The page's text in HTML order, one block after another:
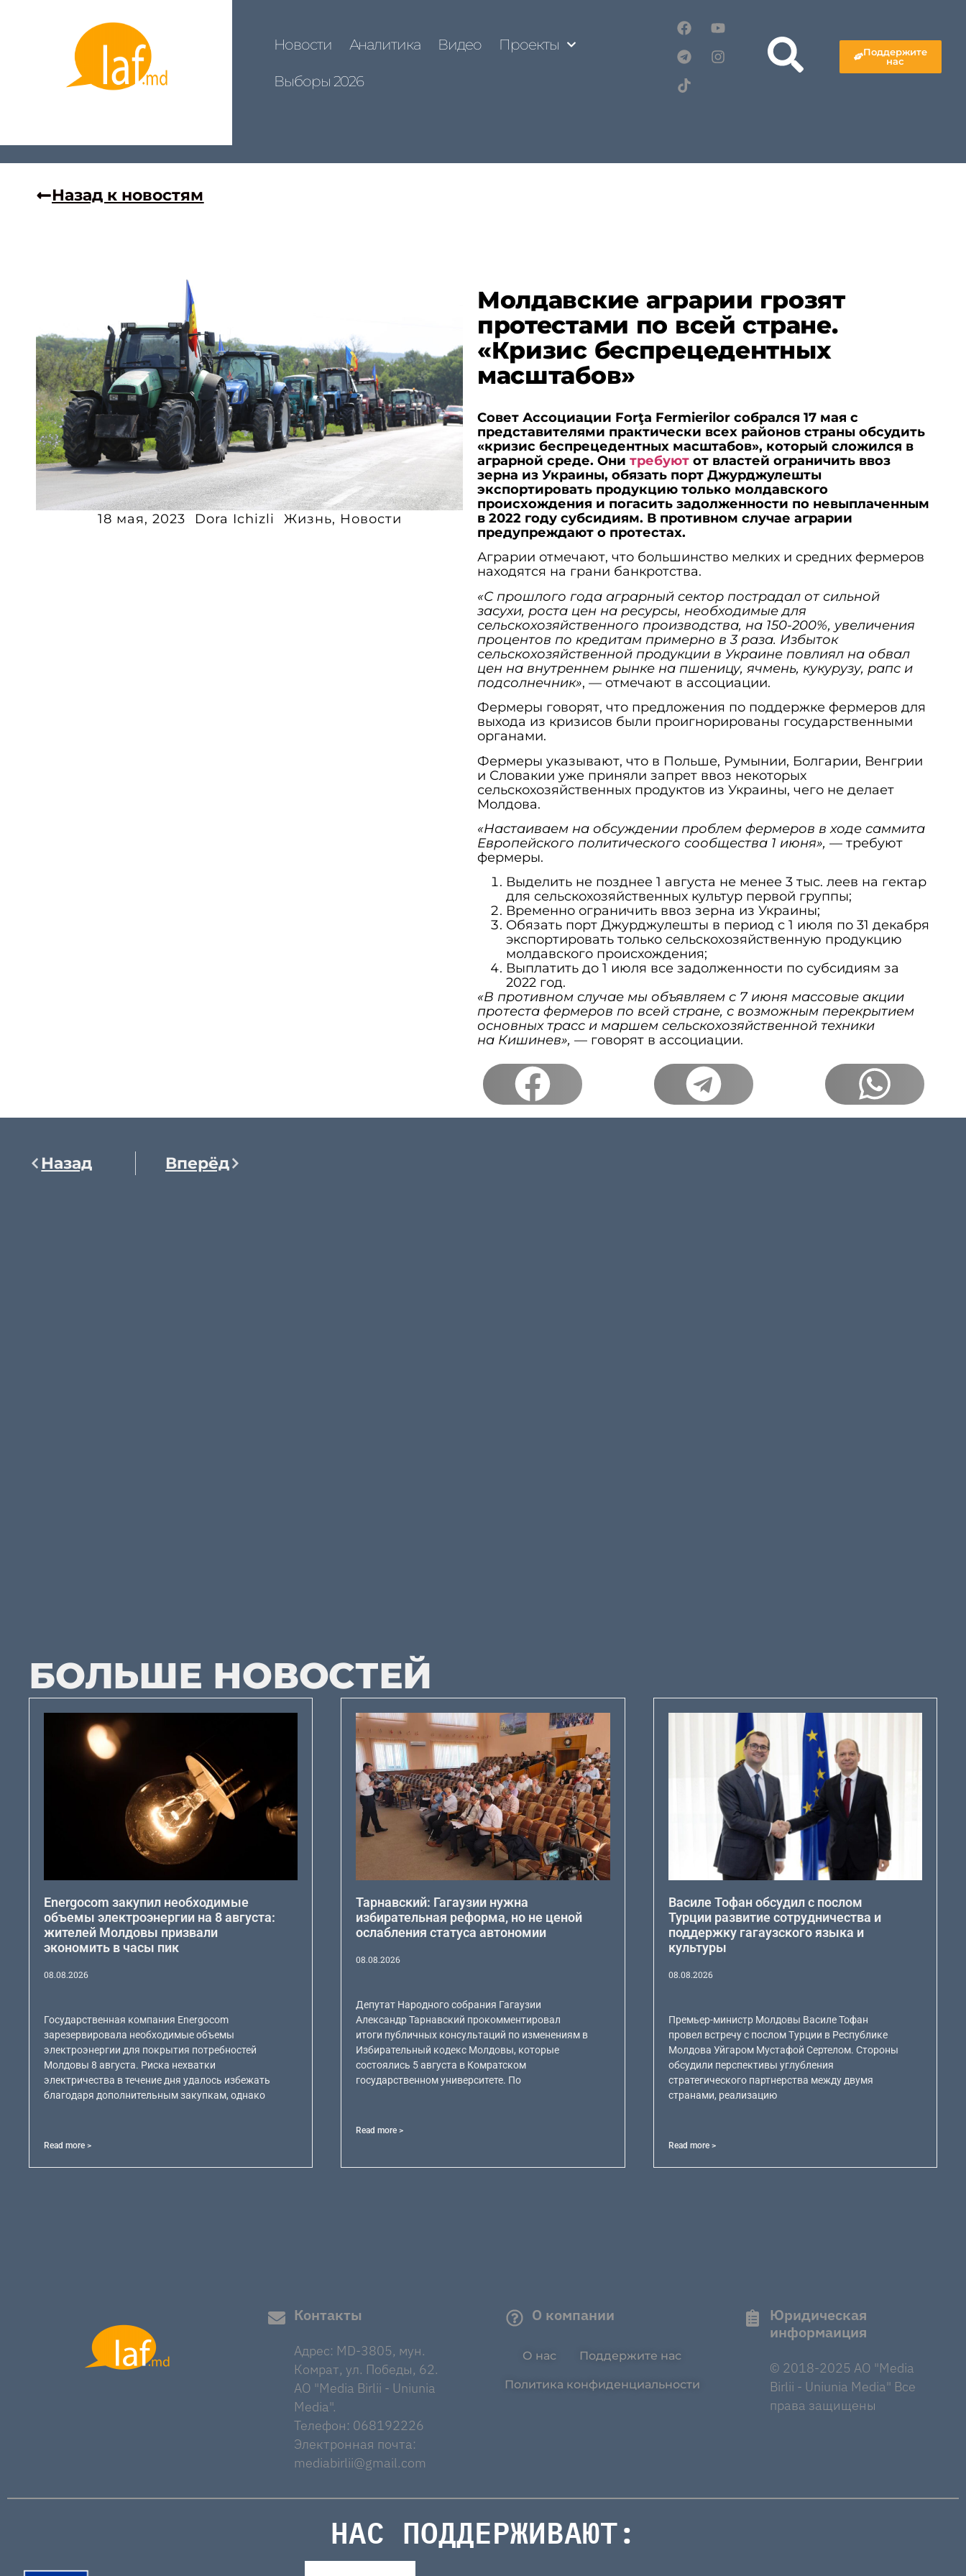
Новости Аналитика Видео Проекты
Выборы 2026
Поддержите
нас
Назад к новостям
18 мая, 2023 Dora Ichizli Жизнь, Новости
Молдавские аграрии грозят
протестами по всей стране.
«Кризис беспрецедентных
масштабов»
Совет Ассоциации Forţa Fermierilor собрался 17 мая с
представителями практически всех районов страны обсудить
«кризис беспрецедентных масштабов», который сложился в
аграрной среде. Они требуютот властей ограничить ввоз
зерна из Украины, обязать порт Джурджулешты
экспортировать продукцию только молдавского
происхождения и погасить задолженности по невыплаченным
в 2022 году субсидиям. В противном случае аграрии
предупреждают о протестах.
Аграрии отмечают, что большинство мелких и средних фермеров
находятся на грани банкротства.
«С прошлого года аграрный сектор пострадал от сильной
засухи, роста цен на ресурсы, необходимые для
сельскохозяйственного производства, на 150-200%, увеличения
процентов по кредитам примерно в 3 раза. Избыток
сельскохозяйственной продукции в Украине повлиял на обвал
цен на внутреннем рынке на пшеницу, ячмень, кукурузу, рапс и
подсолнечник», — отмечают в ассоциации.
Фермеры говорят, что предложения по поддержке фермеров для
выхода из кризисов были проигнорированы государственными
органами.
Фермеры указывают, что в Польше, Румынии, Болгарии, Венгрии
и Словакии уже приняли запрет ввоз некоторых
сельскохозяйственных продуктов из Украины, чего не делает
Молдова.
«Настаиваем на обсуждении проблем фермеров в ходе саммита
Европейского политического сообщества 1 июня», — требуют
фермеры.
Выделить не позднее 1 августа не менее 3 тыс. леев на гектар
для сельскохозяйственных культур первой группы;
Временно ограничить ввоз зерна из Украины;
Обязать порт Джурджулешты в период с 1 июля по 31 декабря
экспортировать только сельскохозяйственную продукцию
молдавского происхождения;
Выплатить до 1 июля все задолженности по субсидиям за
2022 год.
«В противном случае мы объявляем с 7 июня массовые акции
протеста фермеров по всей стране, с возможным перекрытием
основных трасс и маршем сельскохозяйственной техники
на Кишинев», — говорят в ассоциации.
Назад Вперёд
БОЛЬШЕ НОВОСТЕЙ
Energocom закупил необходимые
объемы электроэнергии на 8 августа:
жителей Молдовы призвали
экономить в часы пик
08.08.2026
Государственная компания Energocom
зарезервировала необходимые объемы
электроэнергии для покрытия потребностей
Молдовы 8 августа. Риска нехватки
электричества в течение дня удалось избежать
благодаря дополнительным закупкам, однако
Read more >
Тарнавский: Гагаузии нужна
избирательная реформа, но не ценой
ослабления статуса автономии
08.08.2026
Депутат Народного собрания Гагаузии
Александр Тарнавский прокомментировал
итоги публичных консультаций по изменениям в
Избирательный кодекс Молдовы, которые
состоялись 5 августа в Комратском
государственном университете. По
Read more >
Василе Тофан обсудил с послом
Турции развитие сотрудничества и
поддержку гагаузского языка и
культуры
08.08.2026
Премьер-министр Молдовы Василе Тофан
провел встречу с послом Турции в Республике
Молдова Уйгаром Мустафой Сертелом. Стороны
обсудили перспективы углубления
стратегического партнерства между двумя
странами, реализацию
Read more >
Контакты
Адрес: MD-3805, мун.
Комрат, ул. Победы, 62.
AO "Media Birlii - Uniunia
Media".
Телефон: 068192226
Электронная почта:
mediabirlii@gmail.com
О компании
О нас Поддержите нас
Политика конфиденциальности
Юридическая
информаиция
© 2018-2025 AO "Media
Birlii - Uniunia Media" Все
права защищены
НАС ПОДДЕРЖИВАЮТ: